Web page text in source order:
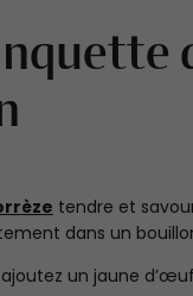
tendre et
dans un
ajoutez un jaune